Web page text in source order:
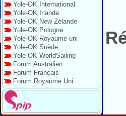
Yole-OK International
Yole-OK Irlande
Yole-OK New Zélande
Yole-OK Pologne
Yole-OK Royaume uni
Yole-OK Suède
Yole-OK WorldSailing
Forum Australien
Forum Français
Forum Royaume Uni